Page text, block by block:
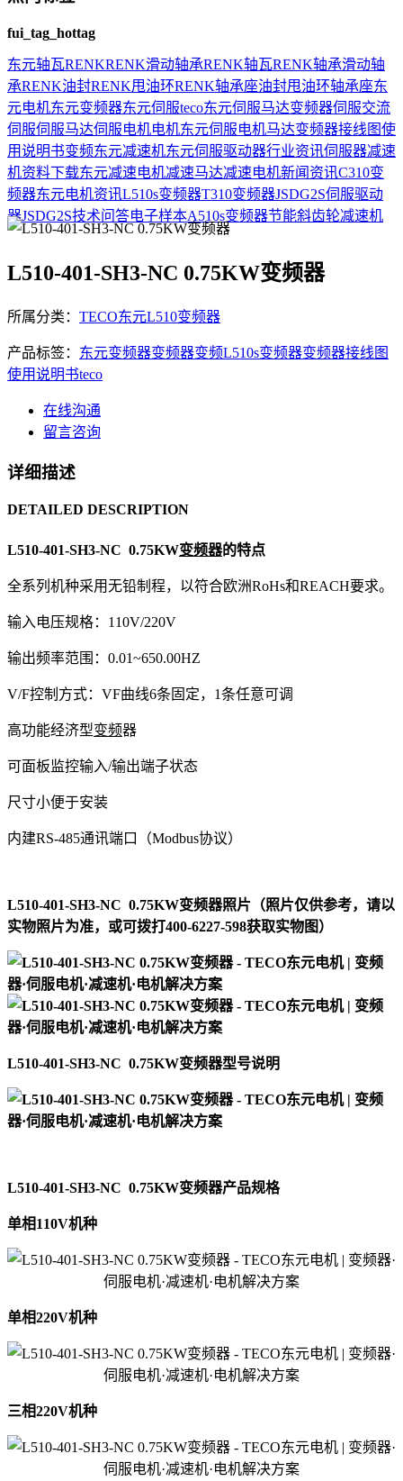
fui_tag_hottag
东元轴瓦RENKRENK滑动轴承RENK轴瓦RENK轴承滑动轴
承RENK油封RENK甩油环RENK轴承座油封甩油环轴承座东
元电机东元变频器东元伺服teco东元伺服马达变频器伺服交流
伺服伺服马达伺服电机电机东元伺服电机马达变频器接线图使
用说明书变频东元减速机东元伺服驱动器行业资讯伺服器减速
机资料下载东元减速电机减速马达减速电机新闻资讯C310变
频器东元电机资讯L510s变频器T310变频器JSDG2S伺服驱动
器JSDG2S技术问答电子样本A510s变频器节能斜齿轮减速机
L510-401-SH3-NC 0.75KW变频器
所属分类： TECO东元L510变频器
产品标签： 东元变频器变频器变频L510s变频器变频器接线图
使用说明书teco
在线沟通
留言咨询
详细描述
DETAILED DESCRIPTION
L510-401-SH3-NC 0.75KW变频器的特点
全系列机种采用无铅制程，以符合欧洲RoHs和REACH要求。
输入电压规格：110V/220V
输出频率范围：0.01~650.00HZ
V/F控制方式：VF曲线6条固定，1条任意可调
高功能经济型变频器
可面板监控输入/输出端子状态
尺寸小便于安装
内建RS-485通讯端口（Modbus协议）
L510-401-SH3-NC 0.75KW变频器照片（照片仅供参考，请以
实物照片为准，或可拨打400-6227-598获取实物图）
L510-401-SH3-NC 0.75KW变频器型号说明
L510-401-SH3-NC 0.75KW变频器产品规格
单相110V机种
单相220V机种
三相220V机种